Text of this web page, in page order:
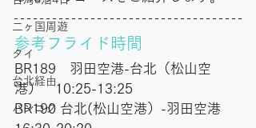
二ヶ国周遊
タイ
台北経由
バンコク
参考フライド時間
BR189　羽田空港-台北（松山空
港）　10:25-13:25
BR190 台北(松山空港）-羽田空港